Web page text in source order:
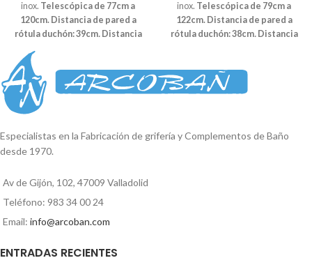
inox. Telescópica de 77cm a
120cm. Distancia de pared a
rótula duchón: 39cm.Distancia
Conexión a flexo.
1 Columna de ducha 1 Mango de
ducha antical Ebro 1 flexo acero
1,50cm 1 inversor (sistema
palanca) con soporte 1 flexo latón
60cm 1 Duchón antical extraplano
cuadrado 20x20cm acero inox
inox. Telescópica de 79cm a
122cm. Distancia de pared a
rótula duchón: 38cm.Distancia
1 Columna de ducha 1 Mango de
ducha antical Pisuerga circular 1
flexo latón 60cm 1 Duchón antical
Especialistas en la Fabricación de grifería y Complementos de Baño
desde 1970.
Av de Gijón, 102, 47009 Valladolid
Teléfono: 983 34 00 24
Email: info@arcoban.com
ENTRADAS RECIENTES